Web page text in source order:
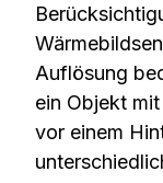
Auflösung
ein Objekt
vor einem